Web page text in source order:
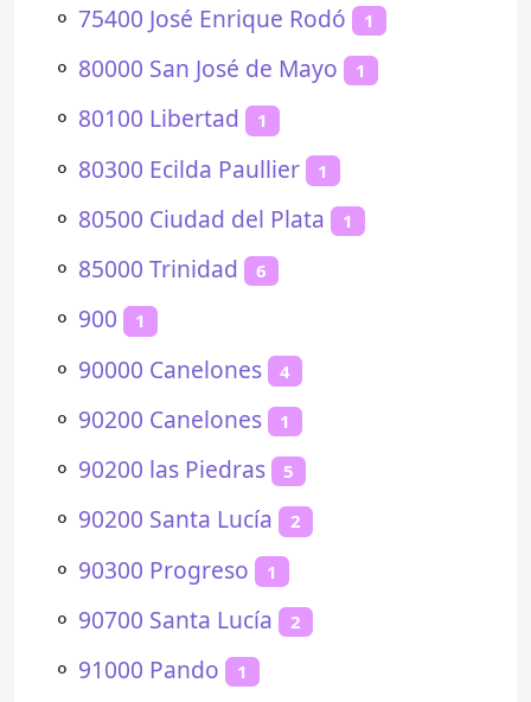
⚬ 75400 José Enrique Rodó 1
⚬ 80000 San José de Mayo 1
⚬ 80100 Libertad 1
⚬ 80300 Ecilda Paullier 1
⚬ 80500 Ciudad del Plata 1
⚬ 85000 Trinidad 6
⚬ 900 1
⚬ 90000 Canelones 4
⚬ 90200 Canelones 1
⚬ 90200 las Piedras 5
⚬ 90200 Santa Lucía 2
⚬ 90300 Progreso 1
⚬ 90700 Santa Lucía 2
⚬ 91000 Pando 1